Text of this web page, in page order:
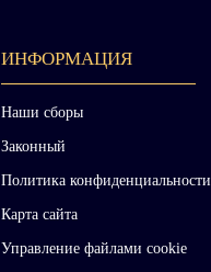
ИНФОРМАЦИЯ
Наши сборы
Законный
Политика конфиденциальности
Карта сайта
Управление файлами cookie